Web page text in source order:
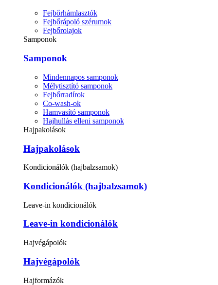
Fejbőrhámlasztók
Fejbőrápoló szérumok
Fejbőrolajok
Samponok
Samponok
Mindennapos samponok
Mélytisztító samponok
Fejbőrradírok
Co-wash-ok
Hamvasító samponok
Hajhullás elleni samponok
Hajpakolások
Hajpakolások
Kondicionálók (hajbalzsamok)
Kondicionálók (hajbalzsamok)
Leave-in kondicionálók
Leave-in kondicionálók
Hajvégápolók
Hajvégápolók
Hajformázók